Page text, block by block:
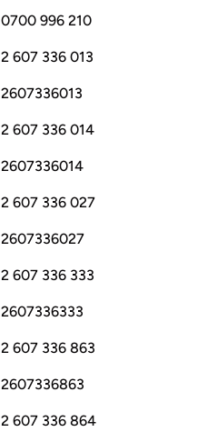
0700 996 210
2 607 336 013
2607336013
2 607 336 014
2607336014
2 607 336 027
2607336027
2 607 336 333
2607336333
2 607 336 863
2607336863
2 607 336 864